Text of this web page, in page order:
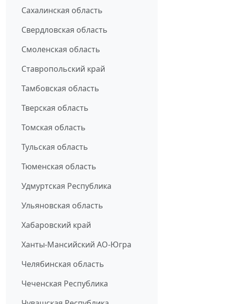
Сахалинская область
Свердловская область
Смоленская область
Ставропольский край
Тамбовская область
Тверская область
Томская область
Тульская область
Тюменская область
Удмуртская Республика
Ульяновская область
Хабаровский край
Ханты-Мансийский АО-Югра
Челябинская область
Чеченская Республика